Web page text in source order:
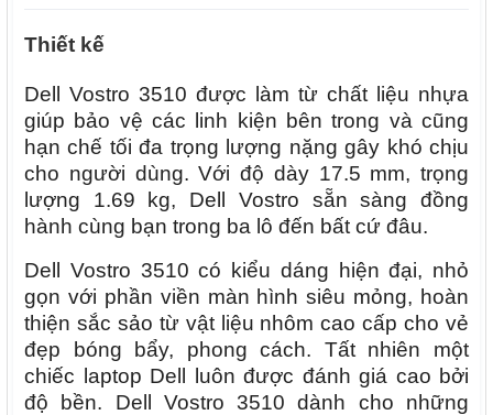
Thiết kế
Dell Vostro 3510 được làm từ chất liệu nhựa
giúp bảo vệ các linh kiện bên trong và cũng
hạn chế tối đa trọng lượng nặng gây khó chịu
cho người dùng. Với độ dày 17.5 mm, trọng
lượng 1.69 kg, Dell Vostro sẵn sàng đồng
hành cùng bạn trong ba lô đến bất cứ đâu.
Dell Vostro 3510 có kiểu dáng hiện đại, nhỏ
gọn với phần viền màn hình siêu mỏng, hoàn
thiện sắc sảo từ vật liệu nhôm cao cấp cho vẻ
đẹp bóng bẩy, phong cách. Tất nhiên một
chiếc laptop Dell luôn được đánh giá cao bởi
độ bền. Dell Vostro 3510 dành cho những